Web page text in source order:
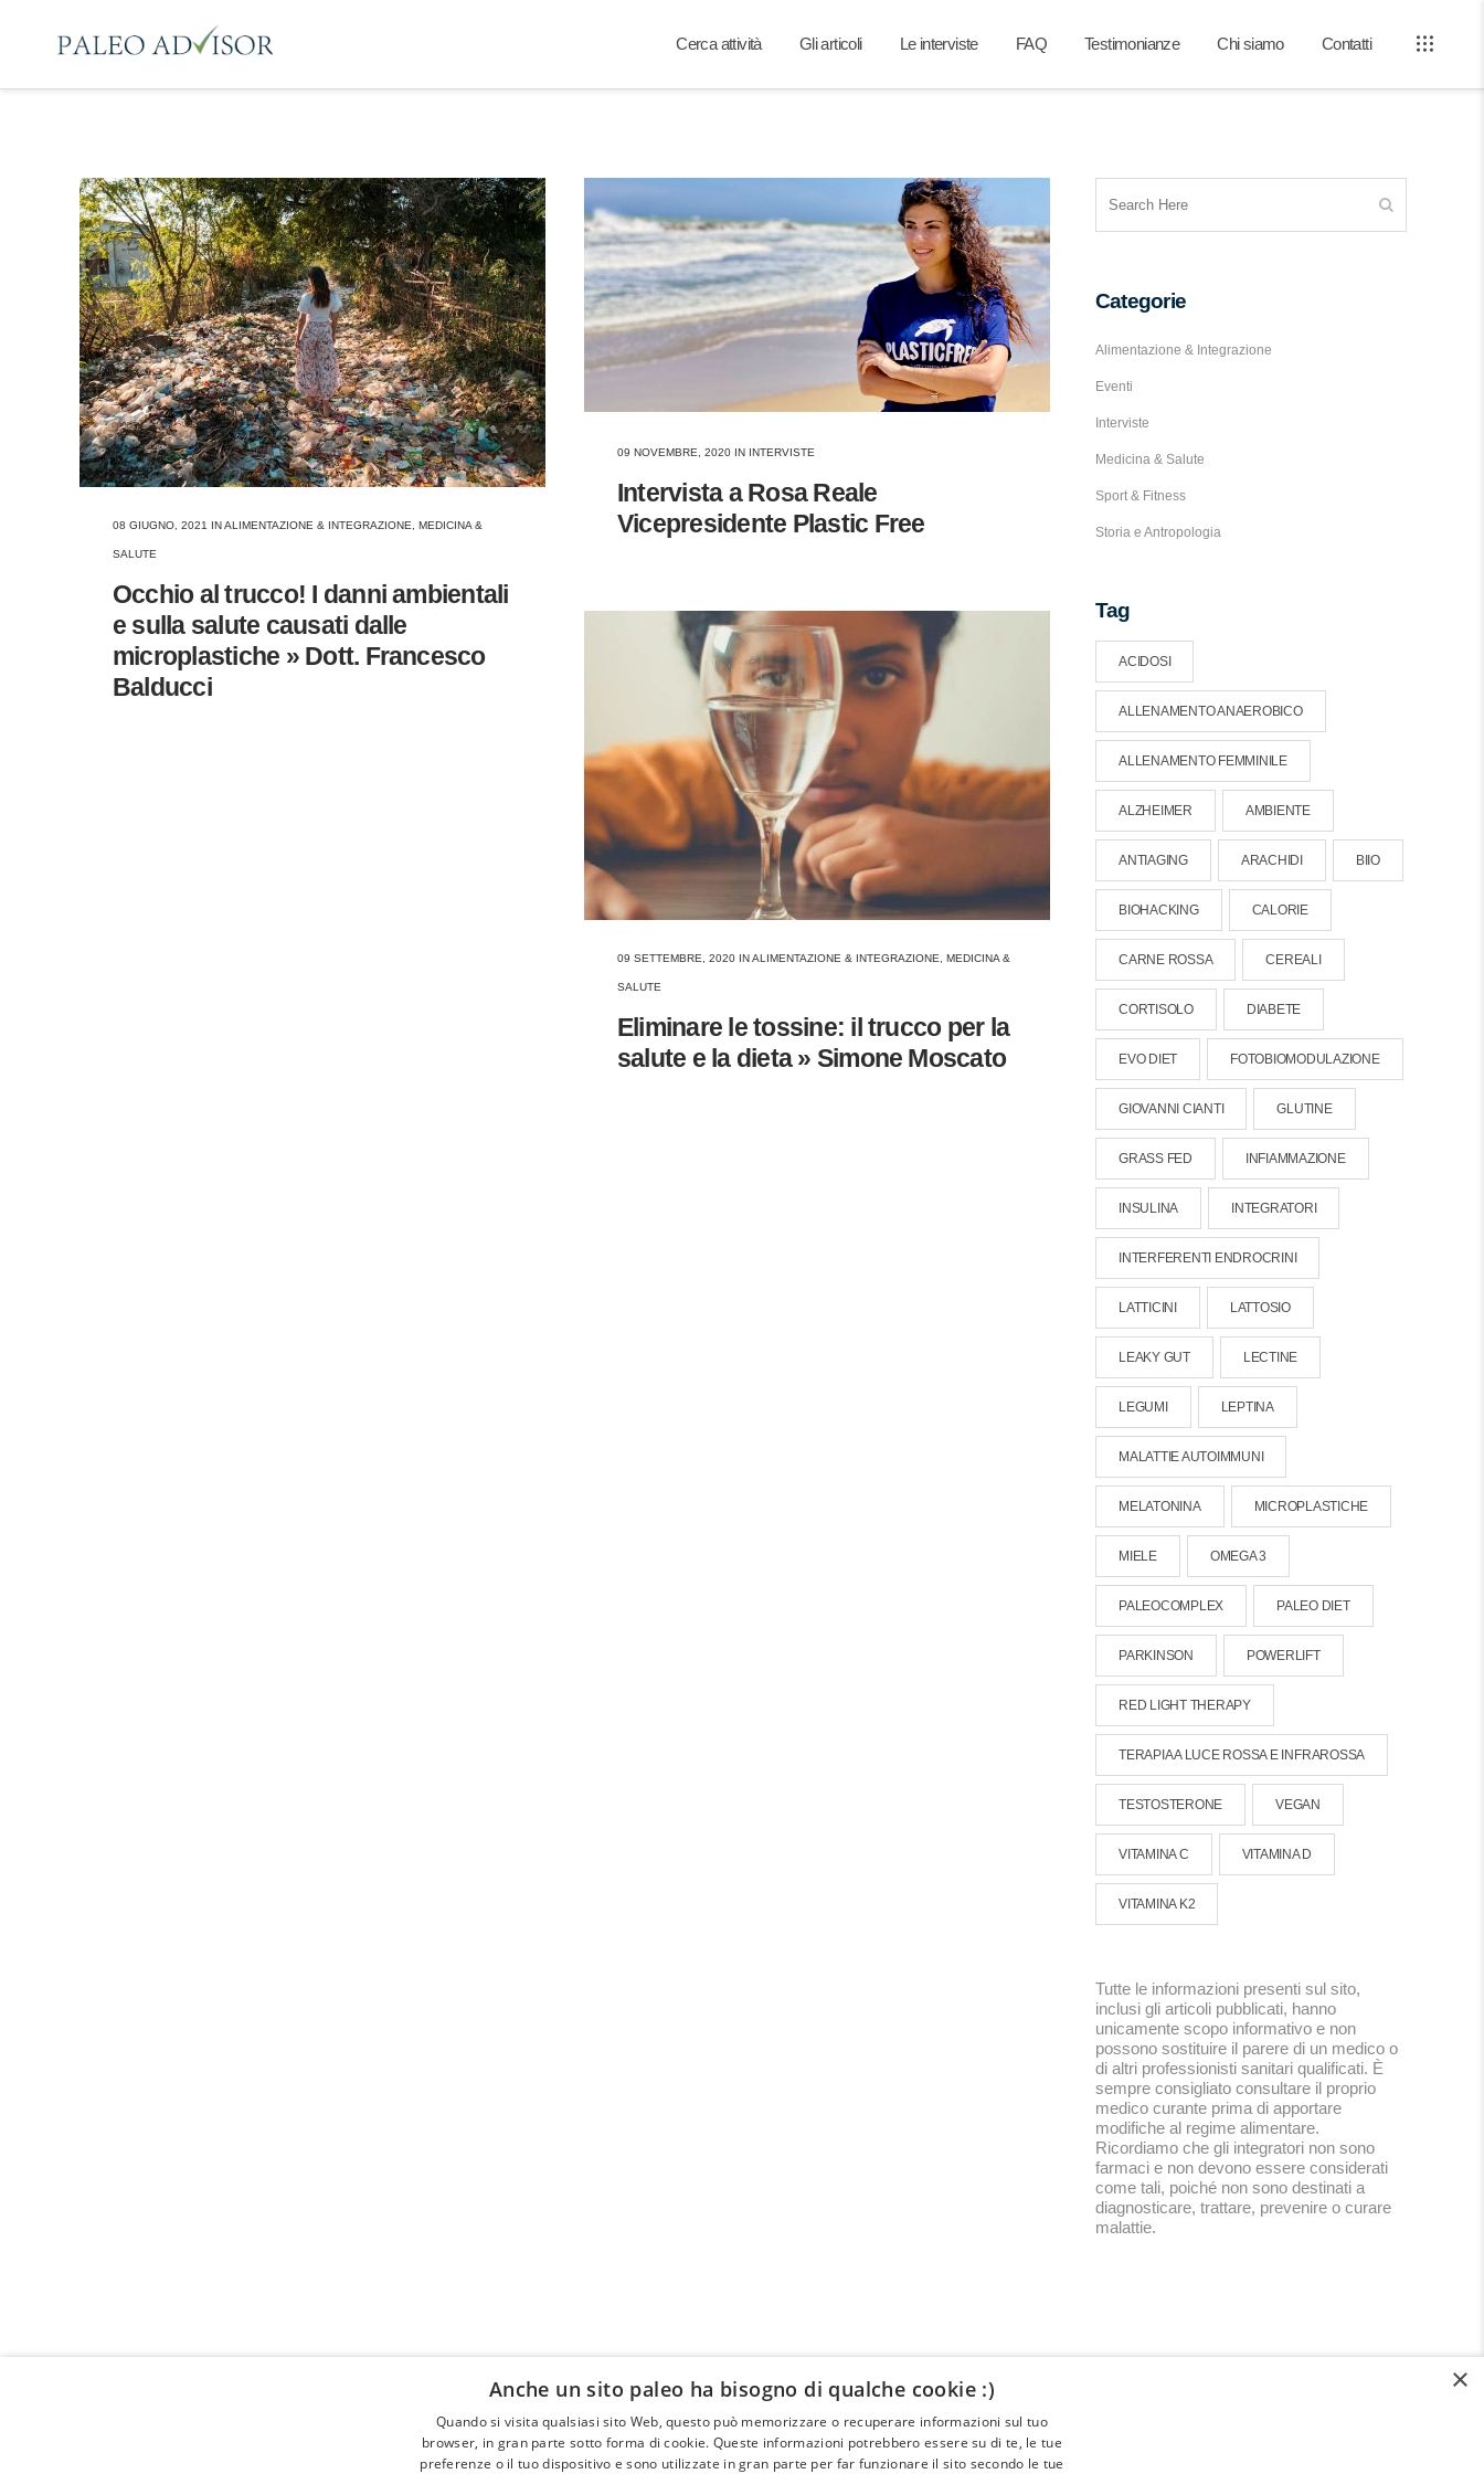
Cerca attività Gli articoli Le interviste FAQ Testimonianze Chi siamo Contatti
08 GIUGNO, 2021 INALIMENTAZIONE & INTEGRAZIONE MEDICINA &
SALUTE
Occhio al trucco! I danni ambientali
e sulla salute causati dalle
microplastiche » Dott. Francesco
Balducci
09 NOVEMBRE, 2020 IN INTERVISTE
Intervista a Rosa Reale
Vicepresidente Plastic Free
09 SETTEMBRE, 2020 INALIMENTAZIONE & INTEGRAZIONE MEDICINA &
SALUTE
Eliminare le tossine: il trucco per la
salute e la dieta » Simone Moscato
Categorie
Alimentazione & Integrazione
Eventi
Interviste
Medicina & Salute
Sport & Fitness
Storia e Antropologia
Tag
ACIDOSI
ALLENAMENTO ANAEROBICO
ALLENAMENTO FEMMINILE
ALZHEIMER AMBIENTE
ANTIAGING ARACHIDI BIIO
BIOHACKING CALORIE
CARNE ROSSA CEREALI
CORTISOLO DIABETE
EVO DIET FOTOBIOMODULAZIONE
GIOVANNI CIANTI GLUTINE
GRASS FED INFIAMMAZIONE
INSULINA INTEGRATORI
INTERFERENTI ENDROCRINI
LATTICINI LATTOSIO
LEAKY GUT LECTINE
LEGUMI LEPTINA
MALATTIE AUTOIMMUNI
MELATONINA MICROPLASTICHE
MIELE OMEGA 3
PALEOCOMPLEX PALEO DIET
PARKINSON POWERLIFT
RED LIGHT THERAPY
TERAPIA A LUCE ROSSA E INFRAROSSA
TESTOSTERONE VEGAN
VITAMINA C VITAMINA D
VITAMINA K2
Tutte le informazioni presenti sul sito,
inclusi gli articoli pubblicati, hanno
unicamente scopo informativo e non
possono sostituire il parere di un medico o
di altri professionisti sanitari qualificati. È
sempre consigliato consultare il proprio
medico curante prima di apportare
modifiche al regime alimentare.
Ricordiamo che gli integratori non sono
farmaci e non devono essere considerati
come tali, poiché non sono destinati a
diagnosticare, trattare, prevenire o curare
malattie.
Cerca attività About
×
Anche un sito paleo ha bisogno di qualche cookie :)
Quando si visita qualsiasi sito Web, questo può memorizzare o recuperare informazioni sul tuo
browser, in gran parte sotto forma di cookie. Queste informazioni potrebbero essere su di te, le tue
preferenze o il tuo dispositivo e sono utilizzate in gran parte per far funzionare il sito secondo le tue